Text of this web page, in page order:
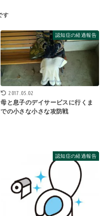
認知症の経過報告
2017.05.02
母と息子のデイサービスに行くま
での小さな小さな攻防戦
認知症の経過報告